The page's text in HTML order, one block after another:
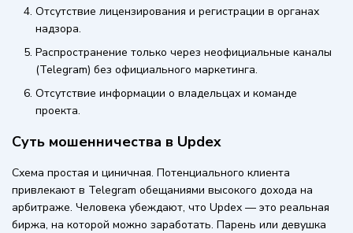
Отсутствие лицензирования и регистрации в органах
надзора.
Распространение только через неофициальные каналы
(Telegram) без официального маркетинга.
Отсутствие информации о владельцах и команде
проекта.
Суть мошенничества в Updex
Схема простая и циничная. Потенциального клиента
привлекают в Telegram обещаниями высокого дохода на
арбитраже. Человека убеждают, что Updex — это реальная
биржа, на которой можно заработать. Парень или девушка